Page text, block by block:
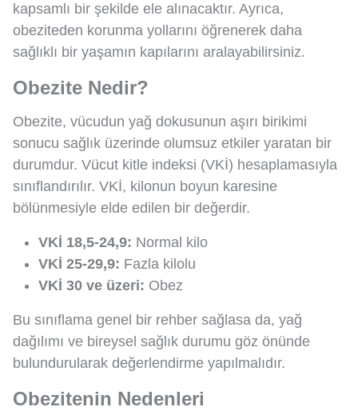
kapsamlı bir şekilde ele alınacaktır. Ayrıca,
obeziteden korunma yollarını öğrenerek daha
sağlıklı bir yaşamın kapılarını aralayabilirsiniz.
Obezite Nedir?
Obezite, vücudun yağ dokusunun aşırı birikimi
sonucu sağlık üzerinde olumsuz etkiler yaratan bir
durumdur. Vücut kitle indeksi (VKİ) hesaplamasıyla
sınıflandırılır. VKİ, kilonun boyun karesine
bölünmesiyle elde edilen bir değerdir.
VKİ 18,5-24,9: Normal kilo
VKİ 25-29,9: Fazla kilolu
VKİ 30 ve üzeri: Obez
Bu sınıflama genel bir rehber sağlasa da, yağ
dağılımı ve bireysel sağlık durumu göz önünde
bulundurularak değerlendirme yapılmalıdır.
Obezitenin Nedenleri